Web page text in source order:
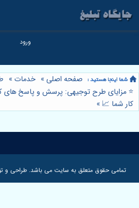
صفحه اصلی » خدمات »
⭐️ مزایای طرح توجیهی: پرسش و پاسخ های
کار شما 📈 »
تمامی حقوق متعلق به سایت می باشد. طراحی و